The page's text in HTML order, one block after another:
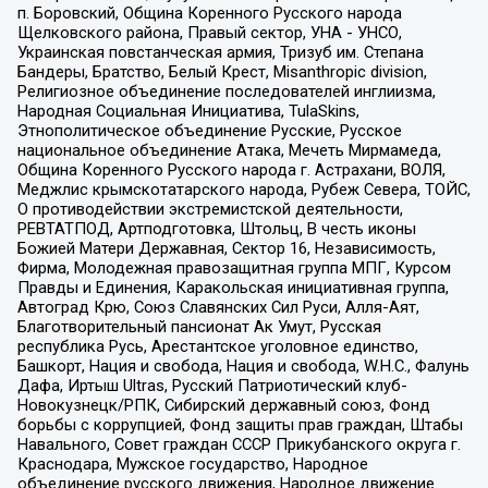
п. Боровский, Община Коренного Русского народа
Щелковского района, Правый сектор, УНА - УНСО,
Украинская повстанческая армия, Тризуб им. Степана
Бандеры, Братство, Белый Крест, Misanthropic division,
Религиозное объединение последователей инглиизма,
Народная Социальная Инициатива, TulaSkins,
Этнополитическое объединение Русские, Русское
национальное объединение Атака, Мечеть Мирмамеда,
Община Коренного Русского народа г. Астрахани, ВОЛЯ,
Меджлис крымскотатарского народа, Рубеж Севера, ТОЙС,
О противодействии экстремистской деятельности,
РЕВТАТПОД, Артподготовка, Штольц, В честь иконы
Божией Матери Державная, Сектор 16, Независимость,
Фирма, Молодежная правозащитная группа МПГ, Курсом
Правды и Единения, Каракольская инициативная группа,
Автоград Крю, Союз Славянских Сил Руси, Алля-Аят,
Благотворительный пансионат Ак Умут, Русская
республика Русь, Арестантское уголовное единство,
Башкорт, Нация и свобода, Нация и свобода, W.H.С., Фалунь
Дафа, Иртыш Ultras, Русский Патриотический клуб-
Новокузнецк/РПК, Сибирский державный союз, Фонд
борьбы с коррупцией, Фонд защиты прав граждан, Штабы
Навального, Совет граждан СССР Прикубанского округа г.
Краснодара, Мужское государство, Народное
объединение русского движения, Народное движение